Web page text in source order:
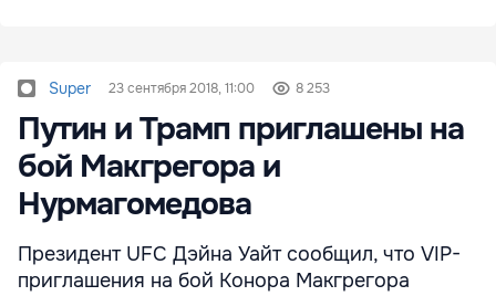
Super 23 сентября 2018, 11:00 8 253
Путин и Трамп приглашены на
бой Макгрегора и
Нурмагомедова
Президент UFC Дэйна Уайт сообщил, что VIP-
приглашения на бой Конора Макгрегора